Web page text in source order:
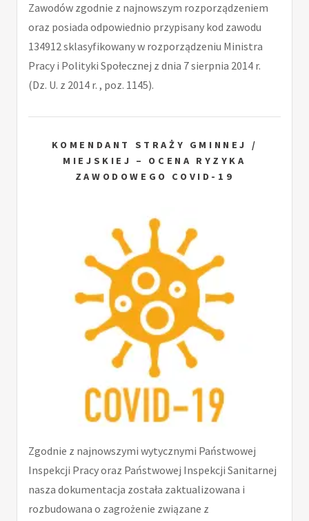
Zawodów zgodnie z najnowszym rozporządzeniem
oraz posiada odpowiednio przypisany kod zawodu
134912 sklasyfikowany w rozporządzeniu Ministra
Pracy i Polityki Społecznej z dnia 7 sierpnia 2014 r.
(Dz. U. z 2014 r. , poz. 1145).
KOMENDANT STRAŻY GMINNEJ /
MIEJSKIEJ – OCENA RYZYKA
ZAWODOWEGO COVID-19
Zgodnie z najnowszymi wytycznymi Państwowej
Inspekcji Pracy oraz Państwowej Inspekcji Sanitarnej
nasza dokumentacja została zaktualizowana i
rozbudowana o zagrożenie związane z